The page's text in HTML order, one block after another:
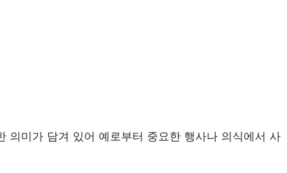
의미가 담겨 있어 예로부터 중요한 행사나 의식에서 사